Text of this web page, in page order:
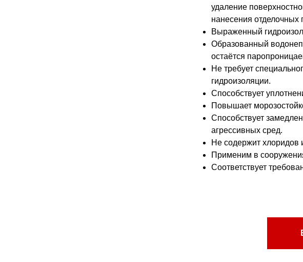
удаление
нанесения отделочных
Выраженный
Образованный
остаётся
Не требует
гидроизоляции.
Способствует
Повышает
Способствует
агрессивных сред.
Не содержит хлоридов
Применим в
Соответствует